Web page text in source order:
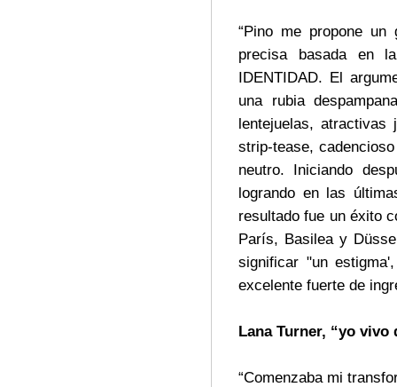
“Pino me propone
precisa basada en
IDENTIDAD. El
una rubia
lentejuelas, atractivas
strip-tease,
neutro. Iniciando
logrando en las
resultado fue un éxito
París, Basilea y
significar "un
excelente fuerte de
Lana Turner, “yo vivo
“Comenzaba mi